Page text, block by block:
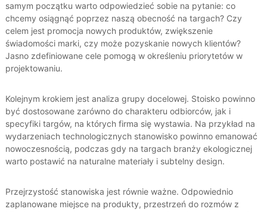
samym początku warto odpowiedzieć sobie na pytanie: co
chcemy osiągnąć poprzez naszą obecność na targach? Czy
celem jest promocja nowych produktów, zwiększenie
świadomości marki, czy może pozyskanie nowych klientów?
Jasno zdefiniowane cele pomogą w określeniu priorytetów w
projektowaniu.
Kolejnym krokiem jest analiza grupy docelowej. Stoisko powinno
być dostosowane zarówno do charakteru odbiorców, jak i
specyfiki targów, na których firma się wystawia. Na przykład na
wydarzeniach technologicznych stanowisko powinno emanować
nowoczesnością, podczas gdy na targach branży ekologicznej
warto postawić na naturalne materiały i subtelny design.
Przejrzystość stanowiska jest równie ważne. Odpowiednio
zaplanowane miejsce na produkty, przestrzeń do rozmów z